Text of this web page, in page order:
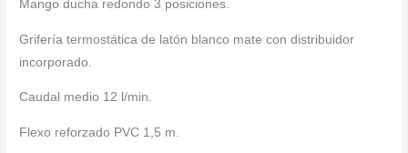
Mango ducha redondo 3 posiciones.
Grifería termostática de latón blanco mate con distribuidor
incorporado.
Caudal medio 12 l/min.
Flexo reforzado PVC 1,5 m.